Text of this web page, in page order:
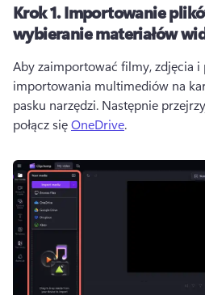
Krok 1.Importowanie
wybieranie materiałów
Aby zaimportować filmy, zdjęcia
importowania multimediów na
pasku narzędzi. Następnie
połącz się OneDrive.